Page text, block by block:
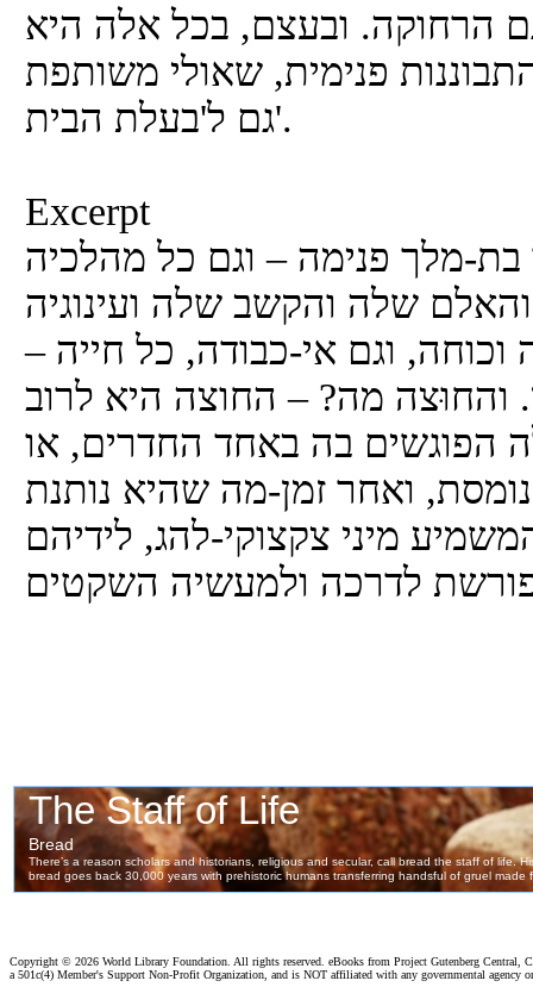
הרחוקה. ובעצם, בכל אלה היא
פנימית, שאולי משותפת
גם ל'בעלת הבית'.
Excerpt
בת-מלך פנימה – וגם כל מהלכיה
שלה והקשב שלה ועינוגיה
וגם אי-כבודה, כל חייה –
והחוּצה מה? – החוצה היא לרוב
הפוגשים בה באחד החדרים, או
ואחר זמן-מה שהיא נותנת
מיני צקצוקי-להג, לידיהם
לדרכה ולמעשיה השקטים
Copyright © 2026 World Library Foundation. All rights reserved. eBooks from Project Gutenberg Central,
a 501c(4) Member's Support Non-Profit Organization, and is NOT affiliated with any governmental agency